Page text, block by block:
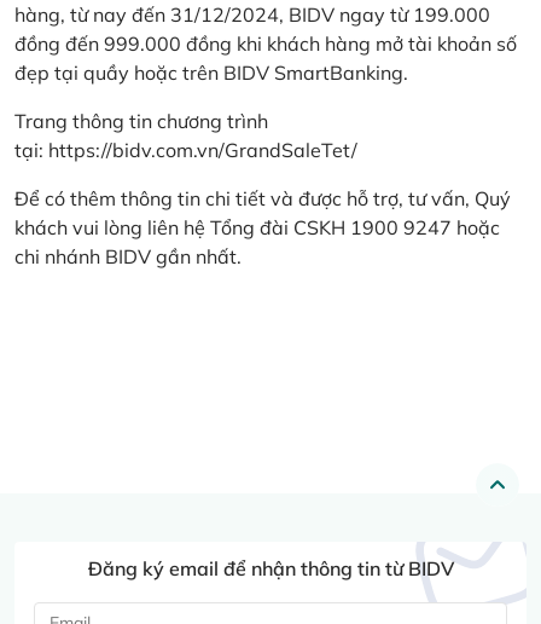
hàng, từ nay đến 31/12/2024, BIDV ngay từ 199.000
đồng đến 999.000 đồng khi khách hàng mở tài khoản số
đẹp tại quầy hoặc trên BIDV SmartBanking.
Trang thông tin chương trình
tại: https://bidv.com.vn/GrandSaleTet/
Để có thêm thông tin chi tiết và được hỗ trợ, tư vấn, Quý
khách vui lòng liên hệ Tổng đài CSKH 1900 9247 hoặc
chi nhánh BIDV gần nhất.
Đăng ký email để nhận thông tin từ BIDV